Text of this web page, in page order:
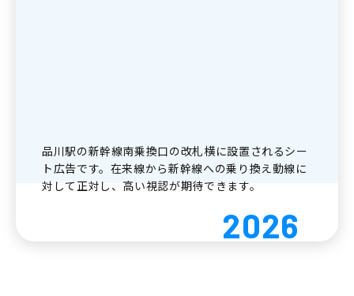
品川駅の新幹線南乗換口の改札横に設置されるシー
ト広告です。在来線から新幹線への乗り換え動線に
対して正対し、高い視認が期待できます。
2026